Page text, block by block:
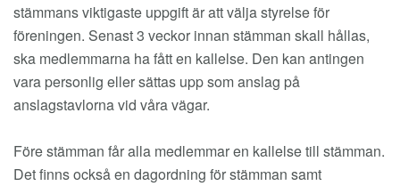
stämmans viktigaste uppgift är att välja styrelse för
föreningen. Senast 3 veckor innan stämman skall hållas,
ska medlemmarna ha fått en kallelse. Den kan antingen
vara personlig eller sättas upp som anslag på
anslagstavlorna vid våra vägar.
Före stämman får alla medlemmar en kallelse till stämman.
Det finns också en dagordning för stämman samt